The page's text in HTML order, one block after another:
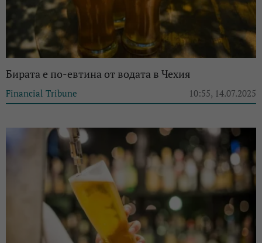
Бирата е по-евтина от водата в Чехия
Financial Tribune 10:55, 14.07.2025